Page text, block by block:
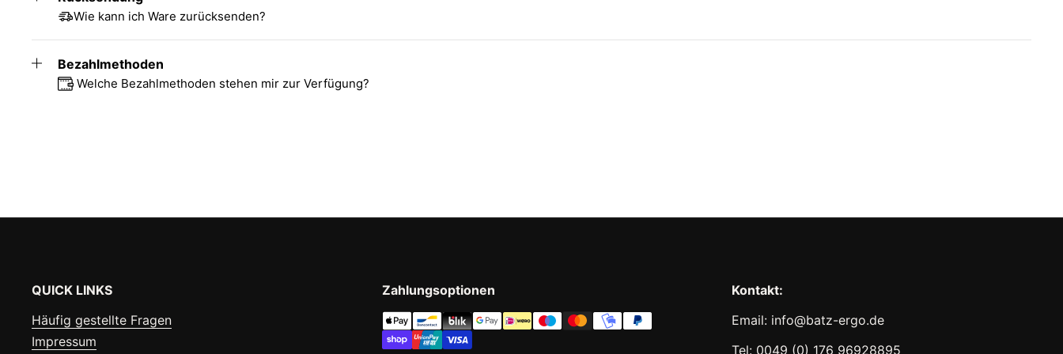
Wie kann ich Ware zurücksenden?
Bezahlmethoden
Welche Bezahlmethoden stehen mir zur Verfügung?
QUICK LINKS
Häufig gestellte Fragen
Impressum
Zahlungsoptionen
Kontakt:
Email: info@batz-ergo.de
Tel: 0049 (0) 176 96928895